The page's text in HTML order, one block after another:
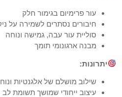
עור פרימיום בגימור חלק
חיבורים נסתרים לשמירה על
סוליית עור עבה, גמישה ונוחה
מבנה ארגונומי תומך
יתרונות:
שילוב מושלם של אלגנטיות
עיצוב ייחודי שמושך תשומת לב